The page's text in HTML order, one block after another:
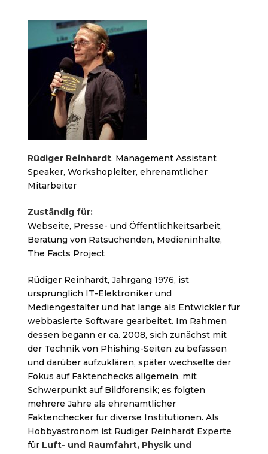
Rüdiger Reinhardt, Management Assistant
Speaker, Workshopleiter, ehrenamtlicher
Mitarbeiter
Zuständig für:
Webseite, Presse- und Öffentlichkeitsarbeit,
Beratung von Ratsuchenden, Medieninhalte,
The Facts Project
Rüdiger Reinhardt, Jahrgang 1976, ist
ursprünglich IT-Elektroniker und
Mediengestalter und hat lange als Entwickler für
webbasierte Software gearbeitet. Im Rahmen
dessen begann er ca. 2008, sich zunächst mit
der Technik von Phishing-Seiten zu befassen
und darüber aufzuklären, später wechselte der
Fokus auf Faktenchecks allgemein, mit
Schwerpunkt auf Bildforensik; es folgten
mehrere Jahre als ehrenamtlicher
Faktenchecker für diverse Institutionen. Als
Hobbyastronom ist Rüdiger Reinhardt Experte
für Luft- und Raumfahrt, Physik und